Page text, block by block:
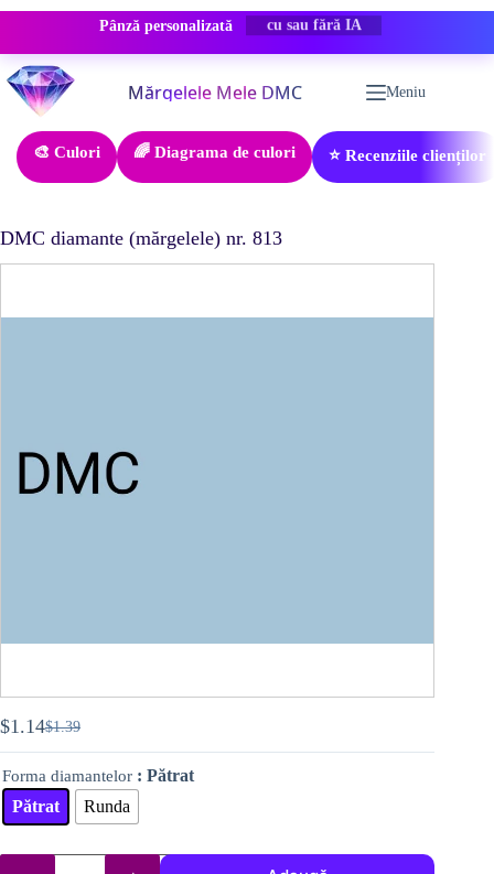
Pânză personalizată REDUCERE -50%
Sari
la
conținut
Meniu
🎨 Culori 🌈 Diagrama de culori ⭐ Recenziile clienților
DMC diamante (mărgelele) nr. 813
$1.39
Prețul
inițial
a
fost:
$1.39.
$1.14Prețul
curent
este:
$1.14.
Forma diamantelor : Pătrat
Pătrat
Runda
Cantitate